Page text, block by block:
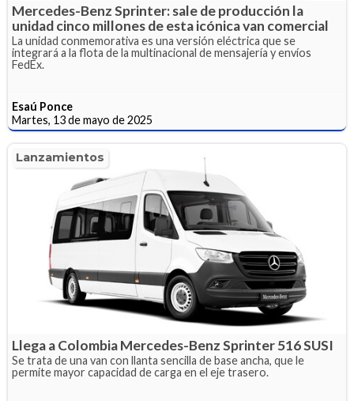
Mercedes-Benz Sprinter: sale de producción la
unidad cinco millones de esta icónica van comercial
La unidad conmemorativa es una versión eléctrica que se
integrará a la flota de la multinacional de mensajería y envíos
FedEx.
Esaú Ponce
Martes, 13 de mayo de 2025
Lanzamientos
Llega a Colombia Mercedes-Benz Sprinter 516 SUSI
Se trata de una van con llanta sencilla de base ancha, que le
permite mayor capacidad de carga en el eje trasero.